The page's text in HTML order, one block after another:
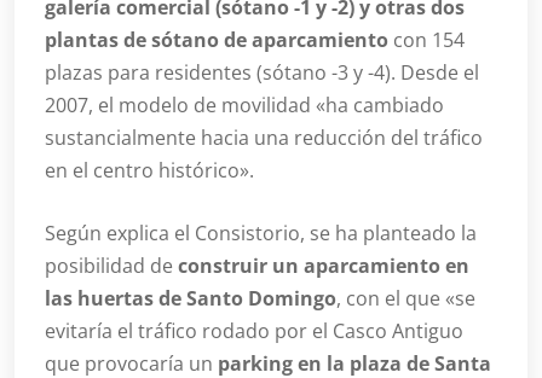
galería comercial (sótano -1 y -2) y otras dos
plantas de sótano de aparcamiento con 154
plazas para residentes (sótano -3 y -4). Desde el
2007, el modelo de movilidad «ha cambiado
sustancialmente hacia una reducción del tráfico
en el centro histórico».
Según explica el Consistorio, se ha planteado la
posibilidad de construir un aparcamiento en
las huertas de Santo Domingo, con el que «se
evitaría el tráfico rodado por el Casco Antiguo
que provocaría un parking en la plaza de Santa